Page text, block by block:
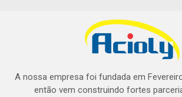
A nossa empresa foi fundada em
então vem construindo fortes